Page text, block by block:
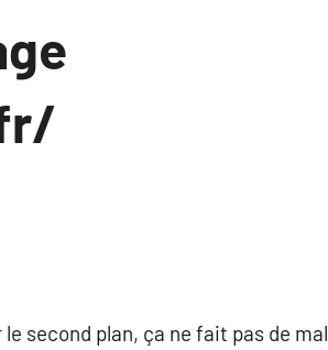
second plan, ça ne fait pas de mal